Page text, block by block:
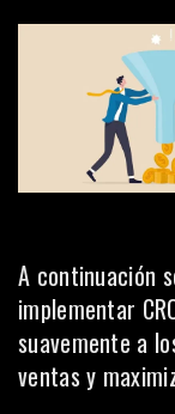
A continuación
implementar
suavemente a
ventas y